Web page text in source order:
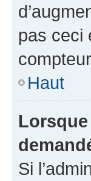
pas ceci
Haut
Si